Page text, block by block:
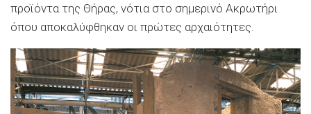
προϊόντα της Θήρας, νότια στο σημερινό Ακρωτήρι
όπου αποκαλύφθηκαν οι πρώτες αρχαιότητες.